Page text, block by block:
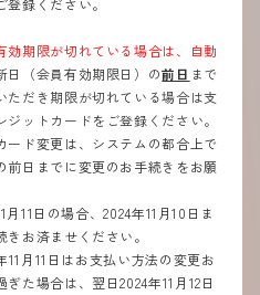
録ください。
効期限が切れている場合は、自動
日（会員有効期限日）の前日 まで
ただき期限が切れている場合は支
ットカードをご登録ください。
ド変更は、システムの都合上で
前日までに変更のお手続きをお願
月11日の場合、2024年11月10日ま
お済ませください。
11月11日はお支払い方法の変更お
ぎた場合は、翌日2024年11月12日